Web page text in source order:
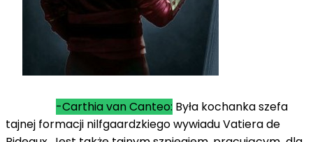
-Carthia van Canteo: Była kochanka szefa
tajnej formacji nilfgaardzkiego wywiadu Vatiera de